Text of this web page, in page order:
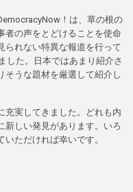
！は、草の根の
者の声をとどけることを使命
られない特異な報道を行って
した。日本ではあまり紹介さ
そうな題材を厳選して紹介し
充実してきました。どれも内
新しい発見があります。いろ
ただければ幸いです。